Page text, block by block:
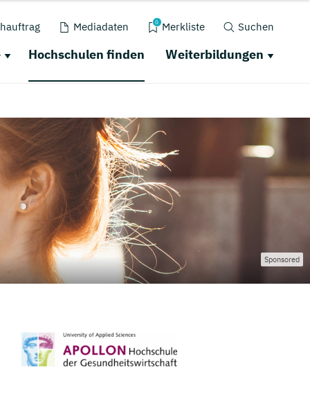
Mediadaten 0 Merkliste Suchen
Hochschulen finden Weiterbildungen
Sponsored